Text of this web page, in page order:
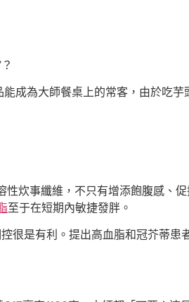
成為大師餐桌上的常客，由於吃
炊事纖維，不只有增添飽腹感、
至于在短期內敏捷發胖。
很是有利。提出高血脂和冠芥蒂